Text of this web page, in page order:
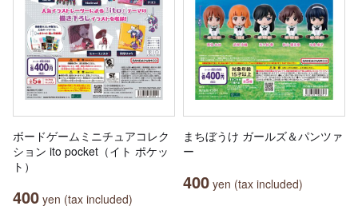
ボードゲームミニチュアコレク
ション ito pocket（イト ポケッ
ト）
400 yen (tax included)
まちぼうけ ガールズ＆パンツァ
ー
400 yen (tax included)